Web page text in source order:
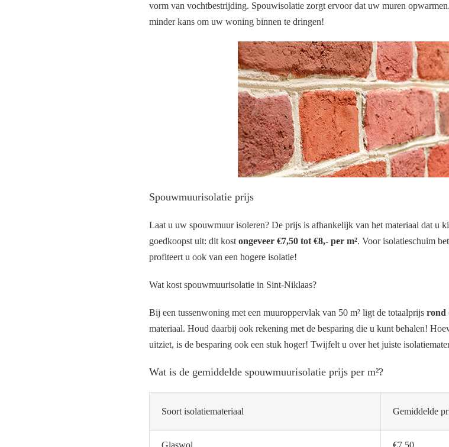
vorm van vochtbestrijding. Spouwisolatie zorgt ervoor dat uw muren
minder kans om uw woning binnen te dringen!
Spouwmuurisolatie prijs
Laat u uw spouwmuur isoleren? De prijs is afhankelijk van het materiaal dat u
goedkoopst uit: dit kost ongeveer €7,50 tot €8,- per m². Voor isolatieschuim
profiteert u ook van een hogere isolatie!
Wat kost spouwmuurisolatie in Sint-Niklaas?
Bij een tussenwoning met een muuroppervlak van 50 m² ligt de totaalprijs rond
materiaal. Houd daarbij ook rekening met de besparing die u kunt behalen!
uitziet, is de besparing ook een stuk hoger! Twijfelt u over het juiste
Wat is de gemiddelde spouwmuurisolatie prijs per m²?
Soort isolatiemateriaal Gemiddelde
Glaswol €7,50